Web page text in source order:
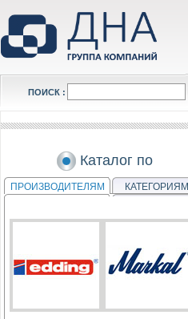
ПОИСК :
Каталог по
ПРОИЗВОДИТЕЛЯМ КАТЕГОРИЯМ